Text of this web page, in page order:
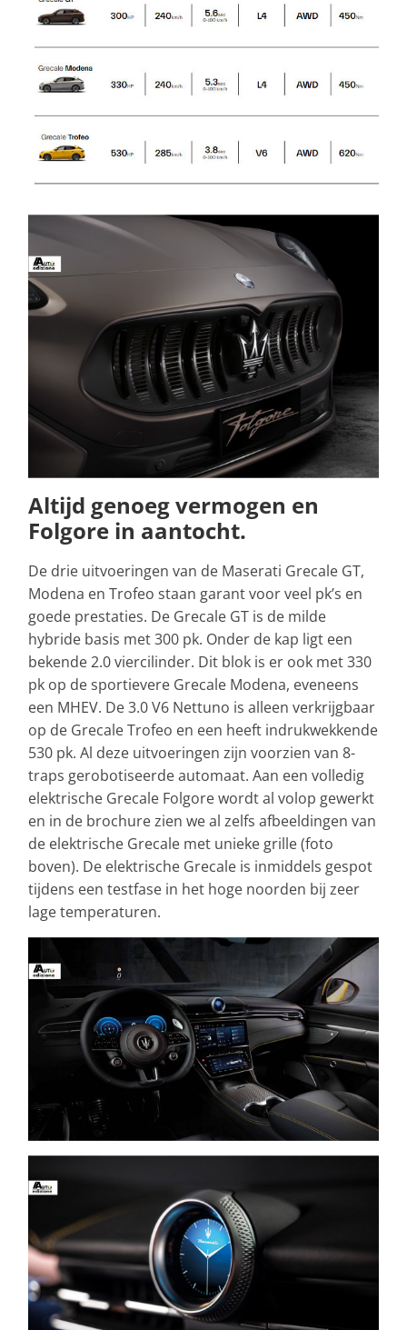
Altijd genoeg vermogen en
Folgore in aantocht.
De drie uitvoeringen van de Maserati Grecale GT,
Modena en Trofeo staan garant voor veel pk’s en
goede prestaties. De Grecale GT is de milde
hybride basis met 300 pk. Onder de kap ligt een
bekende 2.0 viercilinder. Dit blok is er ook met 330
pk op de sportievere Grecale Modena, eveneens
een MHEV. De 3.0 V6 Nettuno is alleen verkrijgbaar
op de Grecale Trofeo en een heeft indrukwekkende
530 pk. Al deze uitvoeringen zijn voorzien van 8-
traps gerobotiseerde automaat. Aan een volledig
elektrische Grecale Folgore wordt al volop gewerkt
en in de brochure zien we al zelfs afbeeldingen van
de elektrische Grecale met unieke grille (foto
boven). De elektrische Grecale is inmiddels gespot
tijdens een testfase in het hoge noorden bij zeer
lage temperaturen.